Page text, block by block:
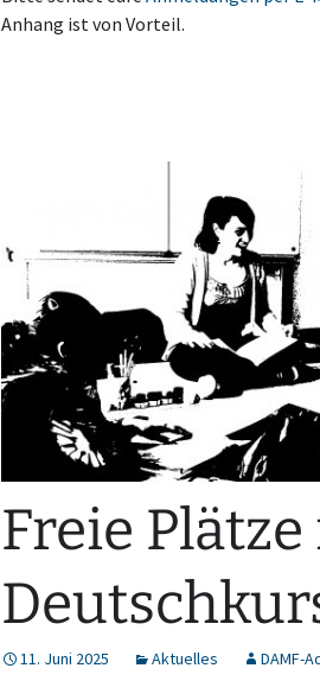
Anhang ist von Vorteil.
Freie
11. Juni 2025 Aktuelles DAMF-